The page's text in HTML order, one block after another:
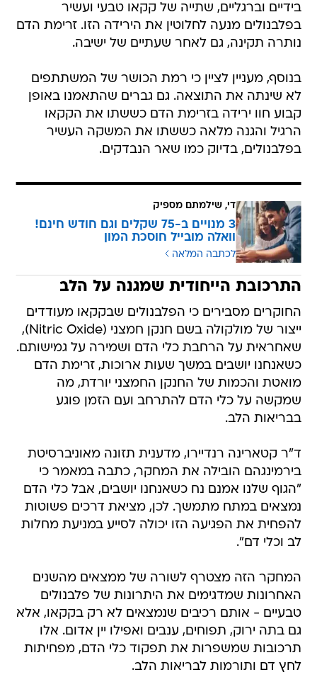
בידיים וברגליים, שתייה של קקאו טבעי ועשיר
בפלבנולים מנעה לחלוטין את הירידה הזו. זרימת הדם
נותרה תקינה, גם לאחר שעתיים של ישיבה.
בנוסף, מעניין לציין כי רמת הכושר של המשתתפים
לא שינתה את התוצאה. גם גברים שהתאמנו באופן
קבוע חוו ירידה בזרימת הדם כששתו את הקקאו
הרגיל והגנה מלאה כששתו את המשקה העשיר
בפלבנולים, בדיוק כמו שאר הנבדקים.
די, שילמתם מספיק
3 מנויים ב-75 שקלים וגם חודש חינם!
וואלה מובייל חוסכת המון
לכתבה המלאה
התרכובת הייחודית שמגנה על הלב
החוקרים מסבירים כי הפלבנולים שבקקאו מעודדים
ייצור של מולקולה בשם חנקן חמצני (Nitric Oxide),
שאחראית על הרחבת כלי הדם ושמירה על גמישותם.
כשאנחנו יושבים במשך שעות ארוכות, זרימת הדם
מואטת והכמות של החנקן החמצני יורדת, מה
שמקשה על כלי הדם להתרחב ועם הזמן פוגע
בבריאות הלב.
ד"ר קטארינה רנדיירו, מדענית תזונה מאוניברסיטת
בירמינגהם הובילה את המחקר, כתבה במאמר כי
"הגוף שלנו אמנם נח כשאנחנו יושבים, אבל כלי הדם
נמצאים במתח מתמשך. לכן, מציאת דרכים פשוטות
להפחית את הפגיעה הזו יכולה לסייע במניעת מחלות
לב וכלי דם".
המחקר הזה מצטרף לשורה של ממצאים מהשנים
האחרונות שמדגימים את היתרונות של פלבנולים
טבעיים - אותם רכיבים שנמצאים לא רק בקקאו, אלא
גם בתה ירוק, תפוחים, ענבים ואפילו יין אדום. אלו
תרכובות שמשפרות את תפקוד כלי הדם, מפחיתות
לחץ דם ותורמות לבריאות הלב.